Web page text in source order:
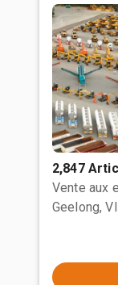
2,847
Vente aux
Geelong,